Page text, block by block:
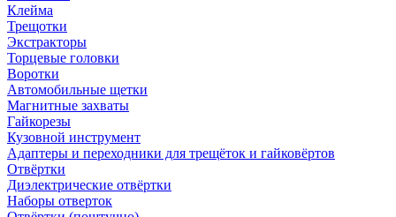
Клейма
Трещотки
Экстракторы
Торцевые головки
Воротки
Автомобильные щетки
Магнитные захваты
Гайкорезы
Кузовной инструмент
Адаптеры и переходники для трещёток и гайковёртов
Отвёртки
Диэлектрические отвёртки
Наборы отверток